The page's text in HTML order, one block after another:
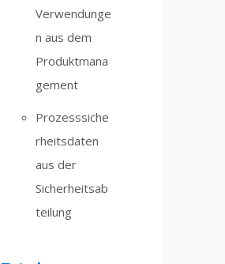
Verwendunge
n aus dem
Produktmana
gement
Prozesssiche
rheitsdaten
aus der
Sicherheitsab
teilung